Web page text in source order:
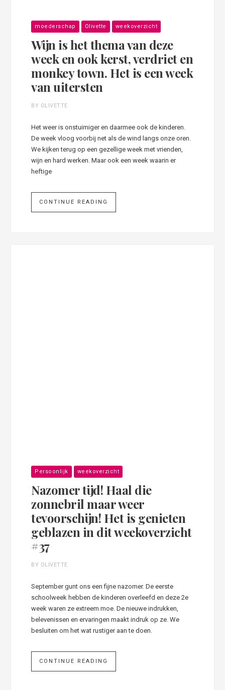
moederschap Olivette weekoverzicht
Wijn is het thema van deze
week en ook kerst, verdriet en
monkey town. Het is een week
van uitersten
BY OLIVETTE
Het weer is onstuimiger en daarmee ook de kinderen.
De week vloog voorbij net als de wind langs onze oren.
We kijken terug op een gezellige week met vrienden,
wijn en hard werken. Maar ook een week waarin er
heftige
CONTINUE READING
Persoonlijk weekoverzicht
Nazomer tijd! Haal die
zonnebril maar weer
tevoorschijn! Het is genieten
geblazen in dit weekoverzicht
#37
BY OLIVETTE
September gunt ons een fijne nazomer. De eerste
schoolweek hebben de kinderen overleefd en deze 2e
week waren ze extreem moe. De nieuwe indrukken,
belevenissen en ervaringen maakt indruk op ze. We
besluiten om het wat rustiger aan te doen.
CONTINUE READING